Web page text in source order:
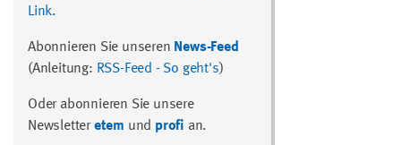
Link.
Abonnieren Sie unseren News-Feed
(Anleitung: RSS-Feed - So geht's)
Oder abonnieren Sie unsere
Newsletteretem und profi an.